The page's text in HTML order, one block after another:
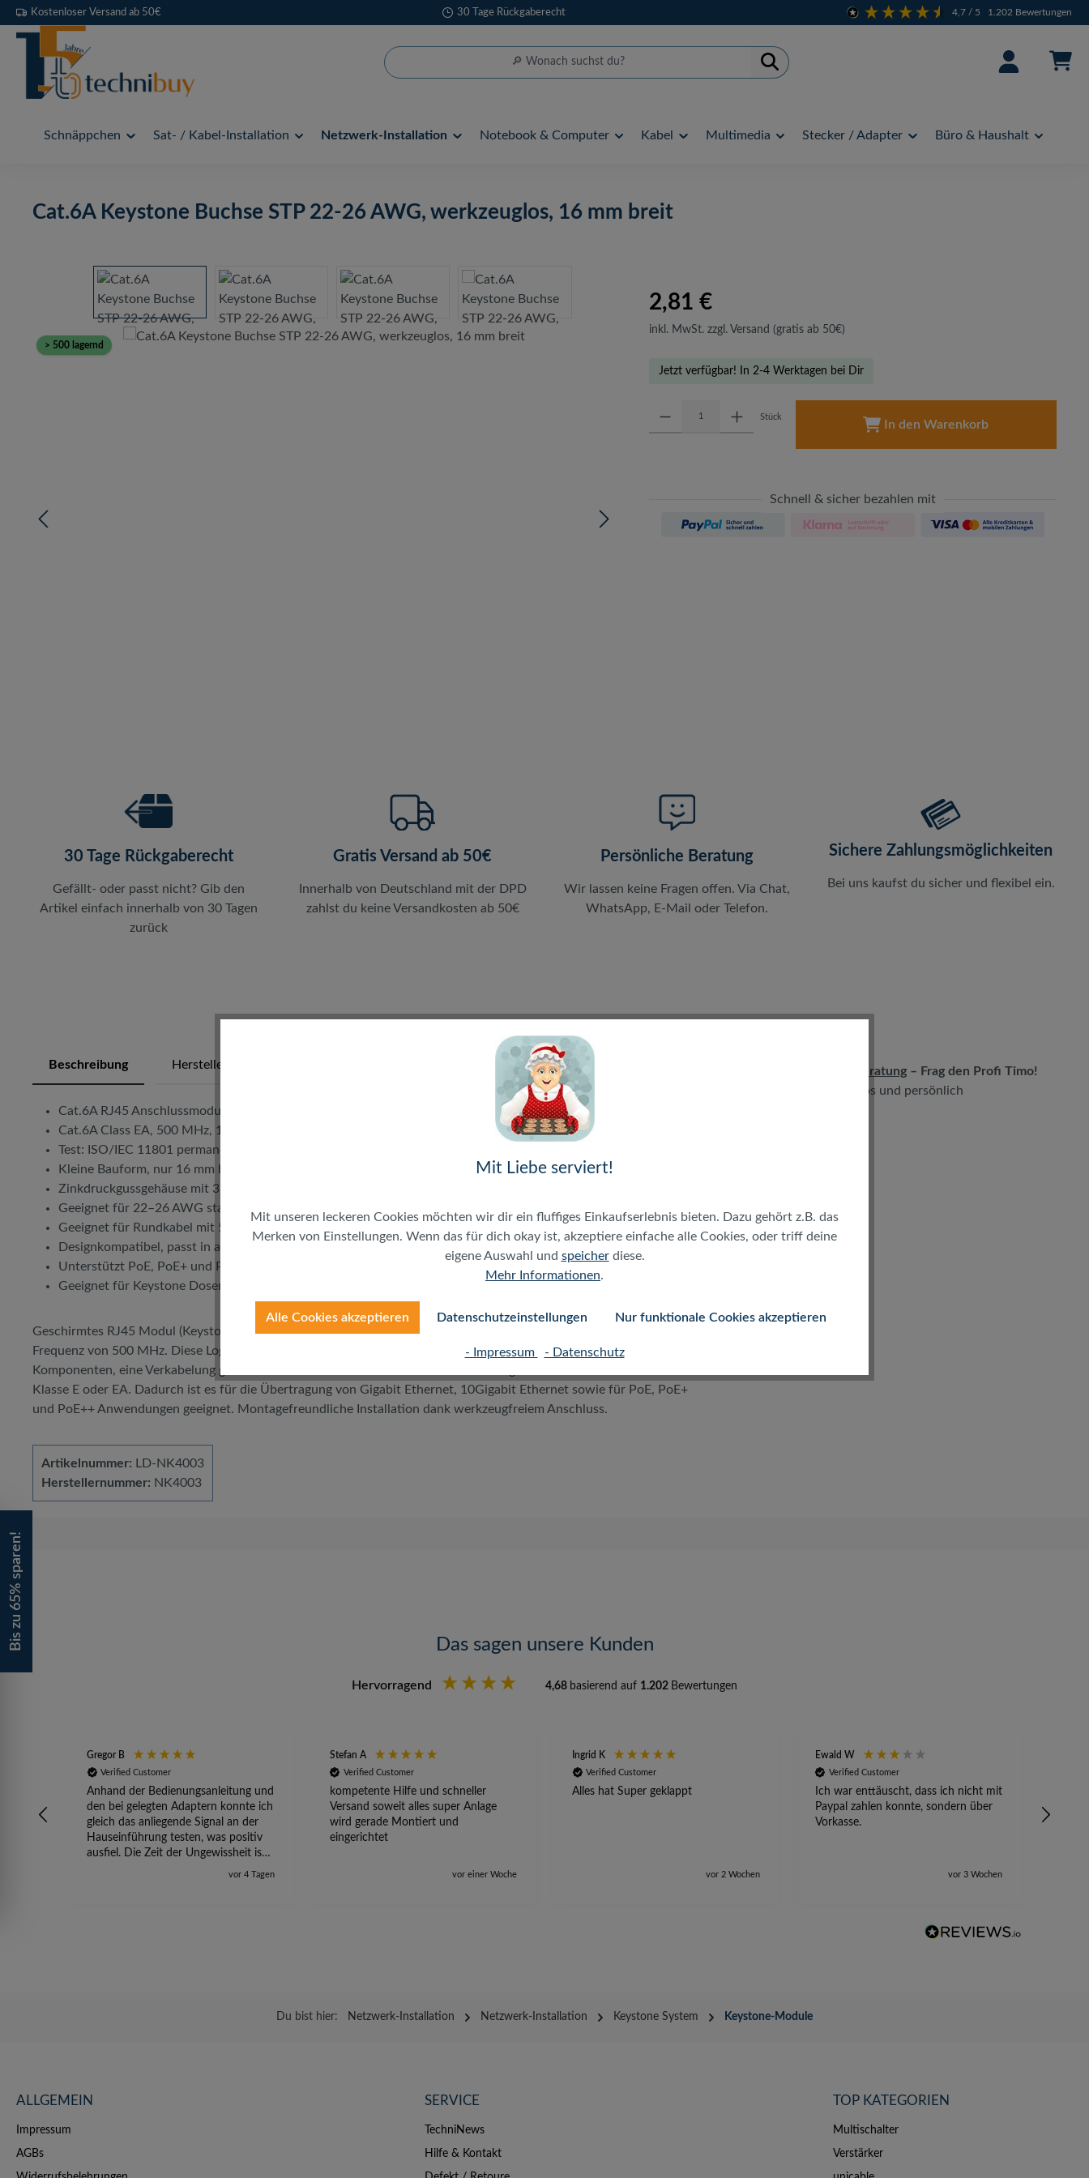
Hauptinhalt springen
Zur Suche springen
Zur Hauptnavigation springen
Kostenloser Versand ab 50€ 30 Tage Rückgaberecht 4,7 / 5 1.202 Bewertungen
Schnäppchen Sat- / Kabel-Installation Netzwerk-Installation Notebook & Computer Kabel Multimedia Stecker / Adapter Büro & Haushalt
Cat.6A Keystone Buchse STP 22-26 AWG, werkzeuglos, 16 mm breit
Bildergalerie überspringen
> 500 lagernd
2,81 €
inkl. MwSt. zzgl. Versand (gratis ab 50€)
Jetzt verfügbar! In 2-4 Werktagen bei Dir
Stück
In den Warenkorb
Schnell & sicher bezahlen mit
30 Tage Rückgaberecht
Gefällt- oder passt nicht? Gib den
Artikel einfach innerhalb von 30 Tagen
zurück
Gratis Versand ab 50€
Innerhalb von Deutschland mit der DPD
zahlst du keine Versandkosten ab 50€
Persönliche Beratung
Wir lassen keine Fragen offen. Via Chat,
WhatsApp, E-Mail oder Telefon.
Sichere Zahlungsmöglichkeiten
Bei uns kaufst du sicher und flexibel ein.
Beschreibung Herstellerinfos
Cat.6A RJ45 Anschlussmodul (Keystone Jack)
Cat.6A Class EA, 500 MHz, 10 Gbit/s Ethernet
Test: ISO/IEC 11801 permanent link (PL2)
Kleine Bauform, nur 16 mm breit
Zinkdruckgussgehäuse mit 360° Schirmung, Krokodil-Typ
Geeignet für 22–26 AWG starre Adern
Geeignet für Rundkabel mit 5–8 mm Durchmesser
Designkompatibel, passt in alle gängigen Dosen und Panels
Unterstützt PoE, PoE+ und PoE++
Geeignet für Keystone Dosen, Panels und Gehäuse
Geschirmtes RJ45 Modul (Keystone Jack) für die Übertragung von digitalen und analogen Signalen bis zu einer
Frequenz von 500 MHz. Diese LogiLink RJ45 Einbaubuchse ermöglicht, in Verbindung mit gleich- oder höherwertigen
Komponenten, eine Verkabelung gemäß Cat.6 und Cat.6A mit ausreichenden Leistungsreserven für einen Link der
Klasse E oder EA. Dadurch ist es für die Übertragung von Gigabit Ethernet, 10Gigabit Ethernet sowie für PoE, PoE+
und PoE++ Anwendungen geeignet. Montagefreundliche Installation dank werkzeugfreiem Anschluss.
Artikelnummer: LD-NK4003
Herstellernummer: NK4003
LIVE-Beratung – Frag den Profi Timo!
kostenlos und persönlich
Das sagen unsere Kunden
Hervorragend 4,68 basierend auf 1.202 Bewertungen
Gregor B
Verified Customer
Anhand der Bedienungsanleitung und
den bei gelegten Adaptern konnte ich
gleich das anliegende Signal an der
Hauseinführung testen, was positiv
ausfiel. Die Zeit der Ungewissheit ist
jetzt vorbei, ich kann mit Sicherheit
vor 4 Tagen
Stefan A
Verified Customer
kompetente Hilfe und schneller
Versand soweit alles super Anlage
wird gerade Montiert und
eingerichtet
vor einer Woche
Ingrid K
Verified Customer
Alles hat Super geklappt
vor 2 Wochen
Ewald W
Verified Customer
Ich war enttäuscht, dass ich nicht mit
Paypal zahlen konnte, sondern über
Vorkasse.
vor 3 Wochen
Du bist hier: Netzwerk-Installation Netzwerk-Installation Keystone System Keystone-Module
ALLGEMEIN
Impressum
AGBs
SERVICE
TechniNews
Hilfe & Kontakt
TOP KATEGORIEN
Multischalter
Verstärker
Bis zu 65% sparen!
Mit Liebe serviert!
Mit unseren leckeren Cookies möchten wir dir ein fluffiges Einkaufserlebnis bieten. Dazu gehört z.B. das
Merken von Einstellungen. Wenn das für dich okay ist, akzeptiere einfache alle Cookies, oder triff deine
eigene Auswahl und speicherdiese.
Mehr Informationen.
Alle Cookies akzeptieren Datenschutzeinstellungen Nur funktionale Cookies akzeptieren
- Impressum - Datenschutz